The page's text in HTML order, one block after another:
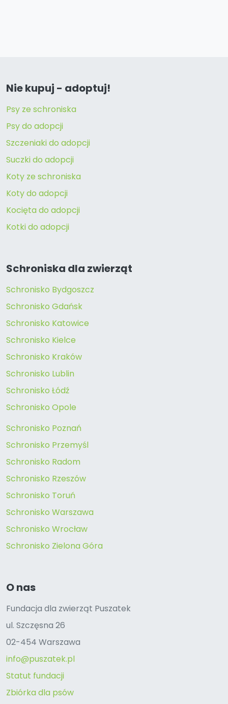
Nie kupuj - adoptuj!
Psy ze schroniska
Psy do adopcji
Szczeniaki do adopcji
Suczki do adopcji
Koty ze schroniska
Koty do adopcji
Kocięta do adopcji
Kotki do adopcji
Schroniska dla zwierząt
Schronisko Bydgoszcz
Schronisko Gdańsk
Schronisko Katowice
Schronisko Kielce
Schronisko Kraków
Schronisko Lublin
Schronisko Łódź
Schronisko Opole
Schronisko Poznań
Schronisko Przemyśl
Schronisko Radom
Schronisko Rzeszów
Schronisko Toruń
Schronisko Warszawa
Schronisko Wrocław
Schronisko Zielona Góra
O nas
Fundacja dla zwierząt Puszatek
ul. Szczęsna 26
02-454 Warszawa
info@puszatek.pl
Statut fundacji
Zbiórka dla psów